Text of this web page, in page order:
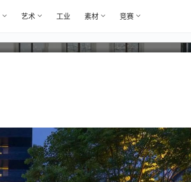
艺术 工业 素材 竞赛